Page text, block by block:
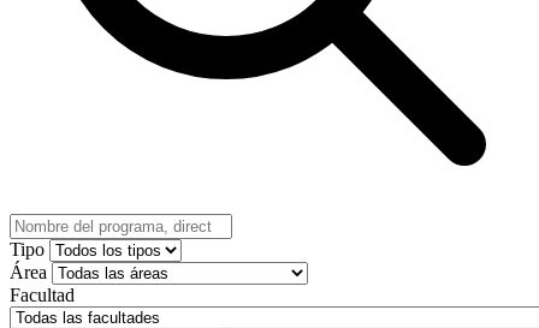
Tipo
Área
Facultad